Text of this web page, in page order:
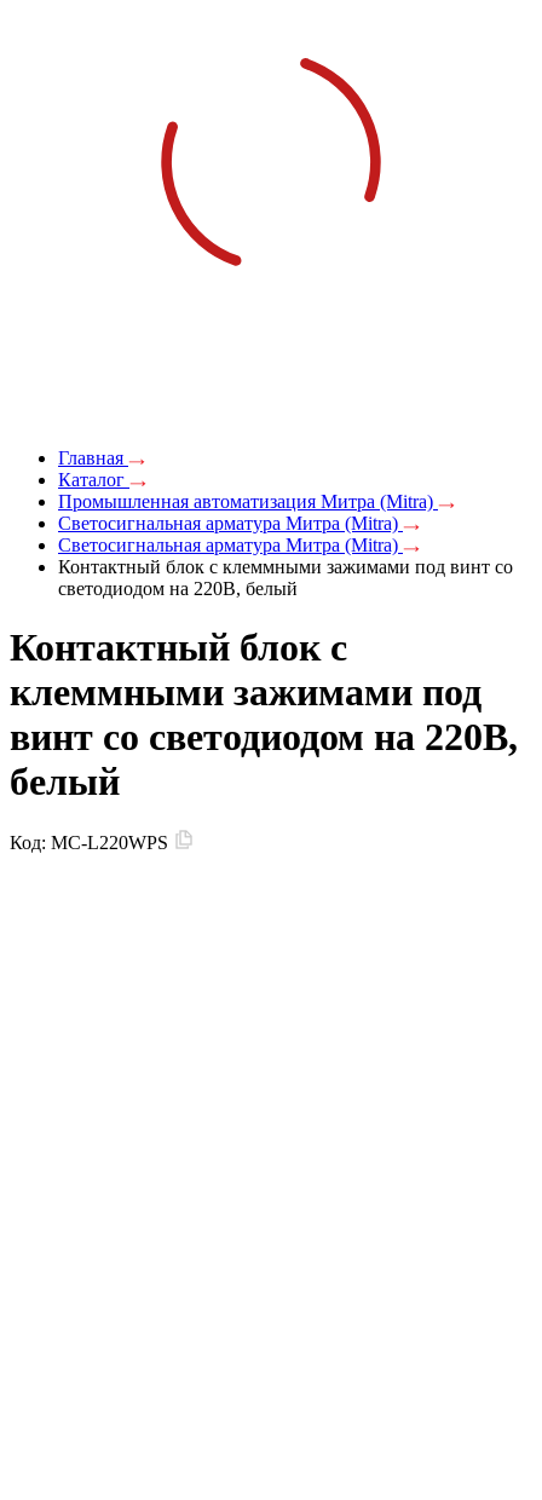
Главная
Каталог
Промышленная автоматизация Митра (Mitra)
Светосигнальная арматура Митра (Mitra)
Светосигнальная арматура Митра (Mitra)
Контактный блок с клеммными зажимами под винт со
светодиодом на 220В, белый
Контактный блок с
клеммными зажимами под
винт со светодиодом на 220В,
белый
Код: MC-L220WPS